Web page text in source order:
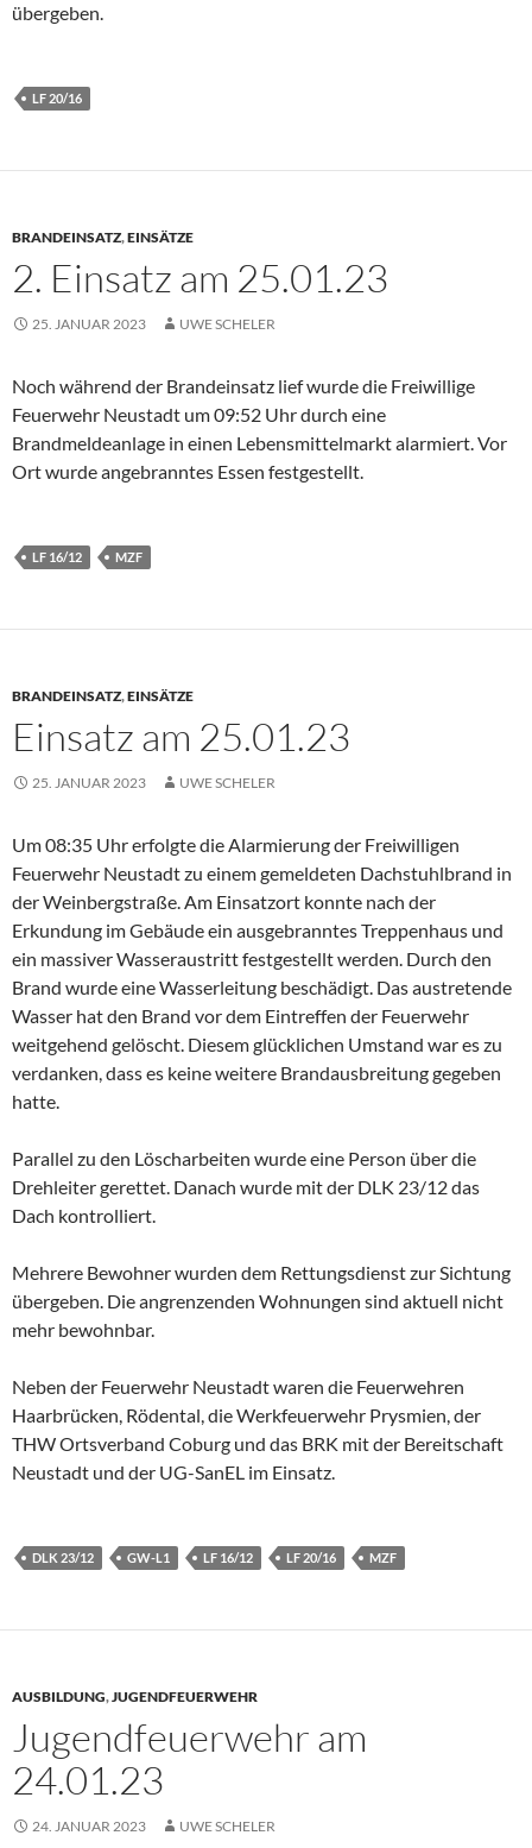
übergeben.
LF 20/16
BRANDEINSATZ,EINSÄTZE
2. Einsatz am 25.01.23
25. JANUAR 2023 UWE SCHELER
Noch während der Brandeinsatz lief wurde die Freiwillige
Feuerwehr Neustadt um 09:52 Uhr durch eine
Brandmeldeanlage in einen Lebensmittelmarkt alarmiert. Vor
Ort wurde angebranntes Essen festgestellt.
LF 16/12 MZF
BRANDEINSATZ,EINSÄTZE
Einsatz am 25.01.23
25. JANUAR 2023 UWE SCHELER
Um 08:35 Uhr erfolgte die Alarmierung der Freiwilligen
Feuerwehr Neustadt zu einem gemeldeten Dachstuhlbrand in
der Weinbergstraße. Am Einsatzort konnte nach der
Erkundung im Gebäude ein ausgebranntes Treppenhaus und
ein massiver Wasseraustritt festgestellt werden. Durch den
Brand wurde eine Wasserleitung beschädigt. Das austretende
Wasser hat den Brand vor dem Eintreffen der Feuerwehr
weitgehend gelöscht. Diesem glücklichen Umstand war es zu
verdanken, dass es keine weitere Brandausbreitung gegeben
hatte.
Parallel zu den Löscharbeiten wurde eine Person über die
Drehleiter gerettet. Danach wurde mit der DLK 23/12 das
Dach kontrolliert.
Mehrere Bewohner wurden dem Rettungsdienst zur Sichtung
übergeben. Die angrenzenden Wohnungen sind aktuell nicht
mehr bewohnbar.
Neben der Feuerwehr Neustadt waren die Feuerwehren
Haarbrücken, Rödental, die Werkfeuerwehr Prysmien, der
THW Ortsverband Coburg und das BRK mit der Bereitschaft
Neustadt und der UG-SanEL im Einsatz.
DLK 23/12 GW-L1 LF 16/12 LF 20/16 MZF
AUSBILDUNG,JUGENDFEUERWEHR
Jugendfeuerwehr am
24.01.23
24. JANUAR 2023 UWE SCHELER